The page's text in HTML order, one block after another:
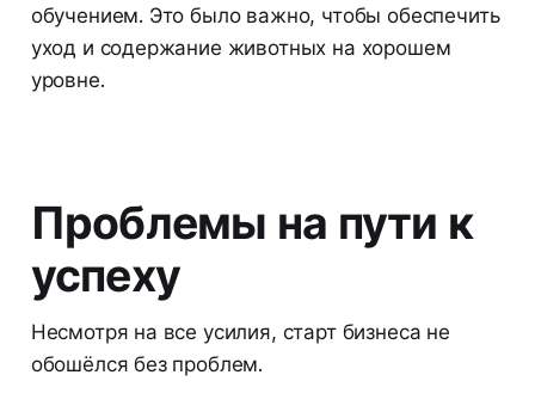
обучением. Это было важно, чтобы обеспечить
уход и содержание животных на хорошем
уровне.
Проблемы на пути к
успеху
Несмотря на все усилия, старт бизнеса не
обошёлся без проблем.